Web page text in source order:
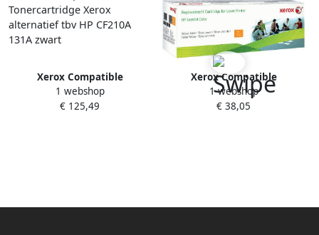
Xerox Compatible
Tonercartridge Xerox
alternatief tbv HP CF210A
1 webshop
€ 125,49
Xerox Compatible
Tonercartridge Xerox
alternatief tbv HP CF212A
1 webshop
€ 38,05